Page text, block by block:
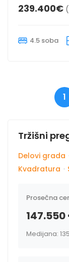
239.400€
4.5 soba
1
Tržišni
Delovi grada
Kvadratura ·
Prosečna
147.550
Medijana: